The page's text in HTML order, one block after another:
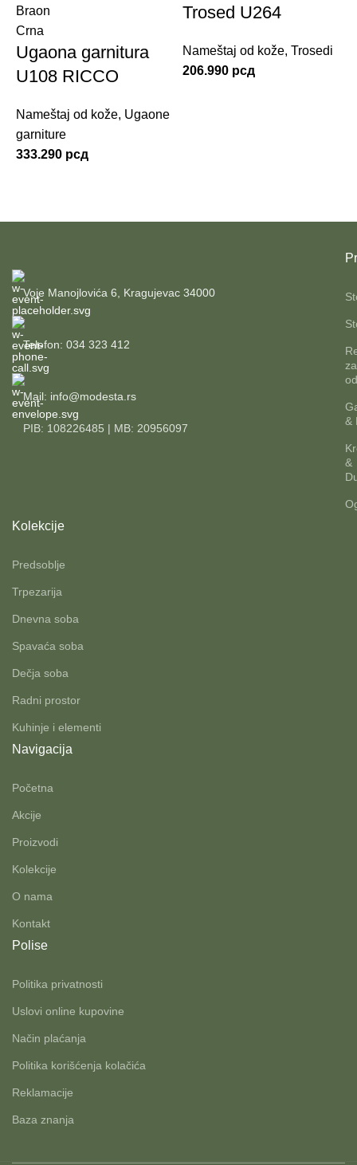
Braon
Crna
Ugaona garnitura
U108 RICCO
Nameštaj od kože, Ugaone
garniture
333.290 рсд
Trosed U264
Nameštaj od kože, Trosedi
206.990 рсд
Voje Manojlovića 6, Kragujevac 34000
Telefon: 034 323 412
Mail: info@modesta.rs
PIB: 108226485 | MB: 20956097
za
&
&
Kolekcije
Predsoblje
Trpezarija
Dnevna soba
Spavaća soba
Dečja soba
Radni prostor
Kuhinje i elementi
Navigacija
Početna
Akcije
Proizvodi
Kolekcije
O nama
Kontakt
Polise
Politika privatnosti
Uslovi online kupovine
Način plaćanja
Politika korišćenja kolačića
Reklamacije
Baza znanja